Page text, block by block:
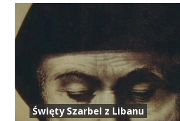
Święty Szarbel z Libanu